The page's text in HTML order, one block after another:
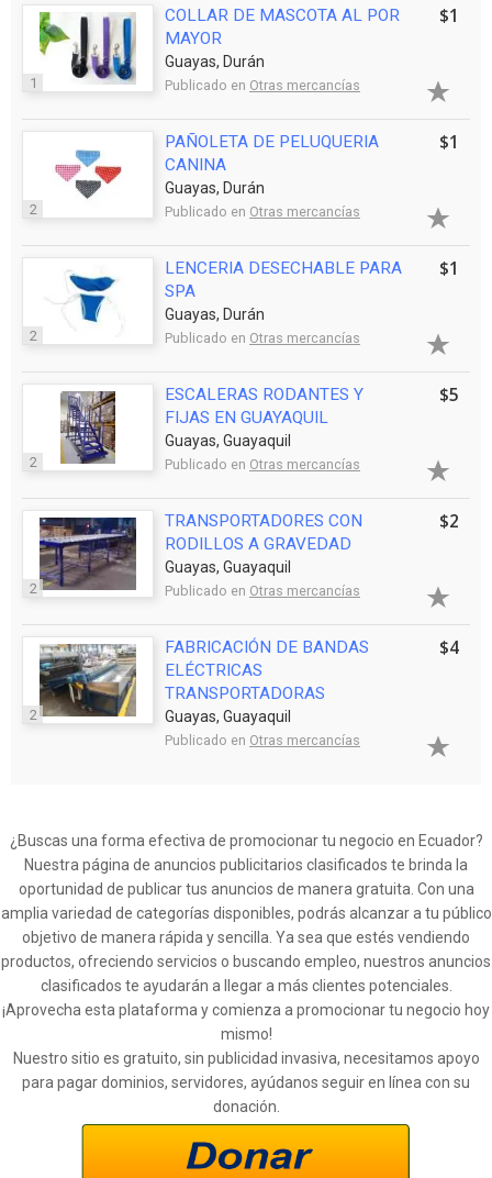
1
COLLAR DE MASCOTA AL POR
MAYOR
Guayas, Durán
Publicado en Otras mercancías
$1
2
PAÑOLETA DE PELUQUERIA
CANINA
Guayas, Durán
Publicado en Otras mercancías
$1
2
LENCERIA DESECHABLE PARA
SPA
Guayas, Durán
Publicado en Otras mercancías
$1
2
ESCALERAS RODANTES Y
FIJAS EN GUAYAQUIL
Guayas, Guayaquil
Publicado en Otras mercancías
$5
2
TRANSPORTADORES CON
RODILLOS A GRAVEDAD
Guayas, Guayaquil
Publicado en Otras mercancías
$2
2
FABRICACIÓN DE BANDAS
ELÉCTRICAS
TRANSPORTADORAS
Guayas, Guayaquil
Publicado en Otras mercancías
$4
¿Buscas una forma efectiva de promocionar tu negocio en Ecuador?
Nuestra página de anuncios publicitarios clasificados te brinda la
oportunidad de publicar tus anuncios de manera gratuita. Con una
amplia variedad de categorías disponibles, podrás alcanzar a tu público
objetivo de manera rápida y sencilla. Ya sea que estés vendiendo
productos, ofreciendo servicios o buscando empleo, nuestros anuncios
clasificados te ayudarán a llegar a más clientes potenciales.
¡Aprovecha esta plataforma y comienza a promocionar tu negocio hoy
mismo!
Nuestro sitio es gratuito, sin publicidad invasiva, necesitamos apoyo
para pagar dominios, servidores, ayúdanos seguir en línea con su
donación.